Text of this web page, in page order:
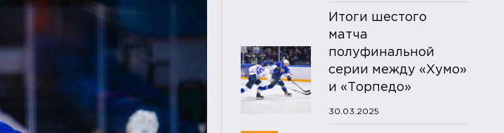
Итоги шестого
матча
полуфинальной
серии между «Хумо»
и «Торпедо»
30.03.2025